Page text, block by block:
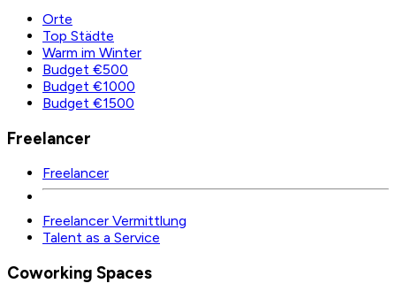
Orte
Top Städte
Warm im Winter
Budget €500
Budget €1000
Budget €1500
Freelancer
Freelancer
Freelancer Vermittlung
Talent as a Service
Coworking Spaces